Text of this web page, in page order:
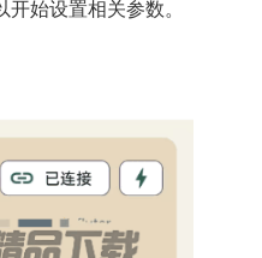
开始设置相关参数。